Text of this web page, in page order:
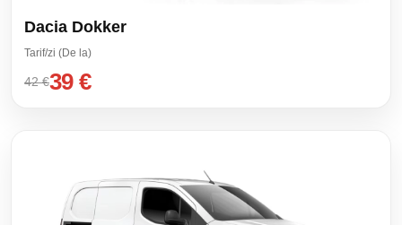
Dacia Dokker
Tarif/zi (De la)
42 €39 €